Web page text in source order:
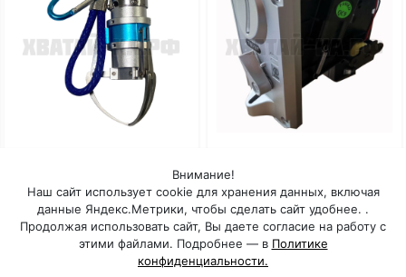
Под заказ: 30 дней Под заказ: 30 дней
Внимание!
Наш сайт использует cookie для хранения данных, включая
данные Яндекс.Метрики, чтобы сделать сайт удобнее. .
Продолжая использовать сайт, Вы даете согласие на работу с
этими файлами. Подробнее — в Политике
конфиденциальности.